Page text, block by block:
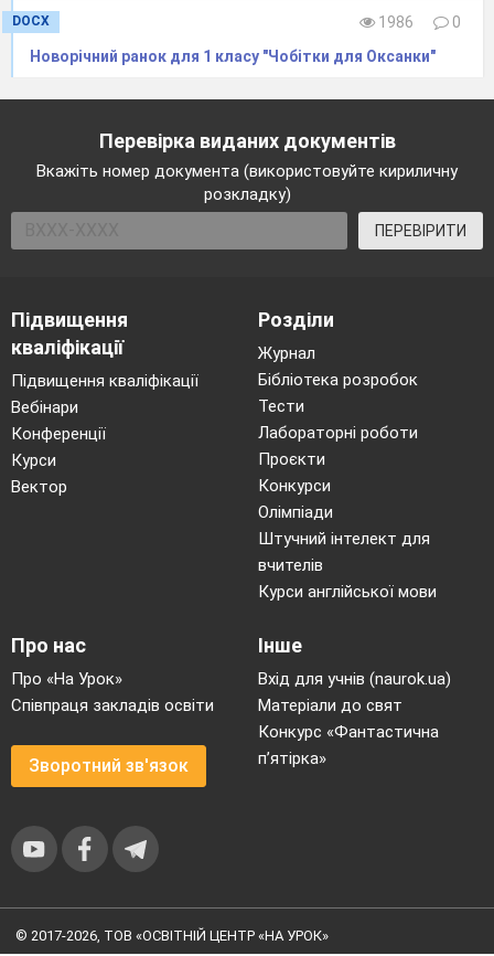
-А зараз перевіримо, чи знаєте ви
правила поведінки, яких треба
дотримуватись у школі.
-Пограємо у гру ″Так чи ні ?″
-Якщо так, то плескаємо у долоні,
2.Треба менших ображати?
3.Усі парти пописати?
4.Друга треба виручати?
5.Треба слухати матусю?
6.Чи дратуєте бабусю?
шибки?
8.Вчитись треба залюбки?
9.Брудне взуття несіть до школи?
10.Книги кидайте додолу?
11.Завжди старших поважайте
12.І малюків не ображайте!
знаєте.
3. Складання портфеля.
-А скажіть чи придбали ви портфелі
до школи? А чи все туди поклали?
DOCX 1986
0
Новорічний ранок для 1 класу "Чобітки для Оксанки"
Перевірка виданих документів
Вкажіть номер документа (використовуйте кириличну
розкладку)
ПЕРЕВІРИТИ
Підвищення
кваліфікації
Підвищення кваліфікації
Вебінари
Конференції
Курси
Вектор
Розділи
Журнал
Бібліотека розробок
Тести
Лабораторні роботи
Проєкти
Конкурси
Олімпіади
Штучний інтелект для
вчителів
Курси англійської мови
Про нас
Про «На Урок»
Співпраця закладів освіти
Зворотний зв'язок
Інше
Вхід для учнів (naurok.ua)
Матеріали до свят
Конкурс «Фантастична
п’ятірка»
© 2017-2026, ТОВ «ОСВІТНІЙ ЦЕНТР «НА УРОК»